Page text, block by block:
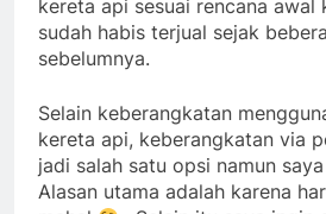
kereta api sesuai rencana awal
sudah habis terjual sejak
sebelumnya.
Selain keberangkatan
kereta api, keberangkatan via
jadi salah satu opsi namun
Alasan utama adalah karena